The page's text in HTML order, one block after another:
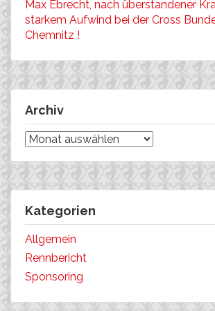
Max Ebrecht, nach überstandener
starkem Aufwind bei der Cross
Chemnitz !
Archiv
Archiv
Kategorien
Allgemein
Rennbericht
Sponsoring